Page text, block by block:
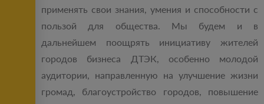
применять свои знания, умения и способности с
пользой для общества. Мы будем и в
дальнейшем поощрять инициативу жителей
городов бизнеса ДТЭК, особенно молодой
аудитории, направленную на улучшение жизни
громад, благоустройство городов, повышение